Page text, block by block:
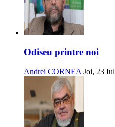
Odiseu printre noi
Andrei CORNEA Joi, 23 Iul